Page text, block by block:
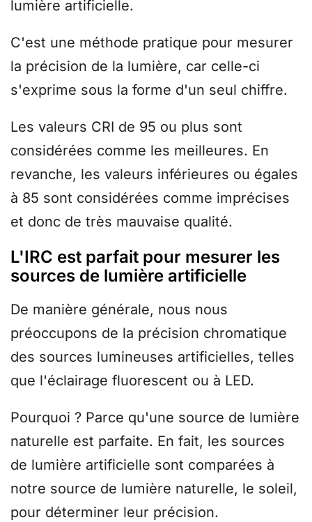
lumière artificielle.
C'est une méthode pratique pour mesurer
la précision de la lumière, car celle-ci
s'exprime sous la forme d'un seul chiffre.
Les valeurs CRI de 95 ou plus sont
considérées comme les meilleures. En
revanche, les valeurs inférieures ou égales
à 85 sont considérées comme imprécises
et donc de très mauvaise qualité.
L'IRC est parfait pour mesurer les
sources de lumière artificielle
De manière générale, nous nous
préoccupons de la précision chromatique
des sources lumineuses artificielles, telles
que l'éclairage fluorescent ou à LED.
Pourquoi ? Parce qu'une source de lumière
naturelle est parfaite. En fait, les sources
de lumière artificielle sont comparées à
notre source de lumière naturelle, le soleil,
pour déterminer leur précision.